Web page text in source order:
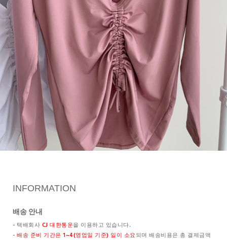
INFORMATION
배송 안내
- 택배회사 CJ 대한통운을 이용하고 있습니다.
- 배송 준비 기간은 1~4(영업일 기준) 일이 소요 되며 배송비용은 총 결제금액